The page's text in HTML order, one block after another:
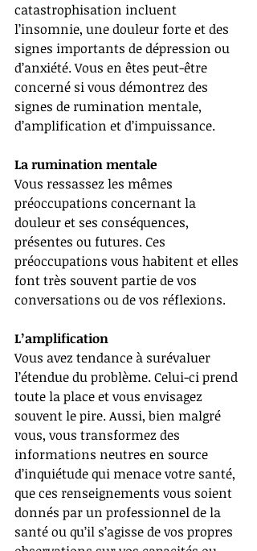
catastrophisation incluent
l’insomnie, une douleur forte et des
signes importants de dépression ou
d’anxiété. Vous en êtes peut-être
concerné si vous démontrez des
signes de rumination mentale,
d’amplification et d’impuissance.
La rumination mentale
Vous ressassez les mêmes
préoccupations concernant la
douleur et ses conséquences,
présentes ou futures. Ces
préoccupations vous habitent et elles
font très souvent partie de vos
conversations ou de vos réflexions.
L’amplification
Vous avez tendance à surévaluer
l’étendue du problème. Celui-ci prend
toute la place et vous envisagez
souvent le pire. Aussi, bien malgré
vous, vous transformez des
informations neutres en source
d’inquiétude qui menace votre santé,
que ces renseignements vous soient
donnés par un professionnel de la
santé ou qu’il s’agisse de vos propres